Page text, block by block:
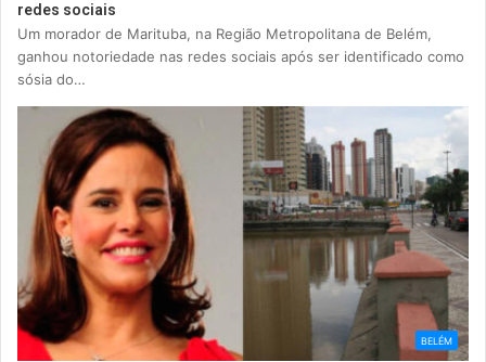
redes sociais
Um morador de Marituba, na Região Metropolitana de Belém,
ganhou notoriedade nas redes sociais após ser identificado como
sósia do…
BELÉM